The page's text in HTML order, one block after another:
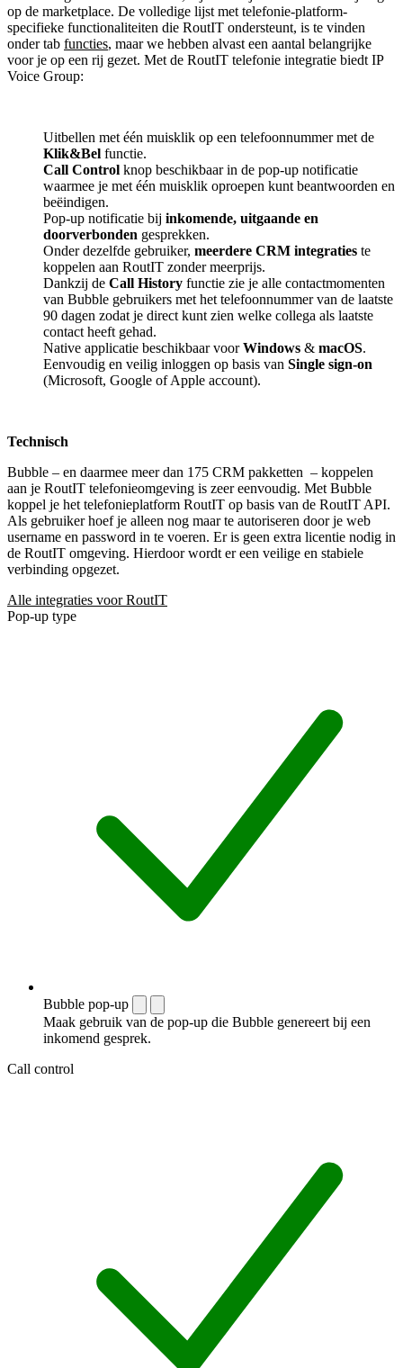
op de marketplace. De volledige lijst met telefonie-platform-
specifieke functionaliteiten die RoutIT ondersteunt, is te vinden
onder tab functies, maar we hebben alvast een aantal belangrijke
voor je op een rij gezet. Met de RoutIT telefonie integratie biedt IP
Voice Group:
Uitbellen met één muisklik op een telefoonnummer met de
Klik&Bel functie.
Call Control knop beschikbaar in de pop-up notificatie
waarmee je met één muisklik oproepen kunt beantwoorden en
beëindigen.
Pop-up notificatie bij inkomende, uitgaande en
doorverbonden gesprekken.
Onder dezelfde gebruiker, meerdere CRM integraties te
koppelen aan RoutIT zonder meerprijs.
Dankzij de Call History functie zie je alle contactmomenten
van Bubble gebruikers met het telefoonnummer van de laatste
90 dagen zodat je direct kunt zien welke collega als laatste
contact heeft gehad.
Native applicatie beschikbaar voorWindows & macOS.
Eenvoudig en veilig inloggen op basis van Single sign-on
(Microsoft, Google of Apple account).
Technisch
Bubble – en daarmee meer dan 175 CRM pakketten – koppelen
aan je RoutIT telefonieomgeving is zeer eenvoudig. Met Bubble
koppel je het telefonieplatform RoutIT op basis van de RoutIT API.
Als gebruiker hoef je alleen nog maar te autoriseren door je web
username en password in te voeren. Er is geen extra licentie nodig in
de RoutIT omgeving. Hierdoor wordt er een veilige en stabiele
verbinding opgezet.
Alle integraties voor RoutIT
Pop-up type
Bubble pop-up
Maak gebruik van de pop-up die Bubble genereert bij een
inkomend gesprek.
Call control